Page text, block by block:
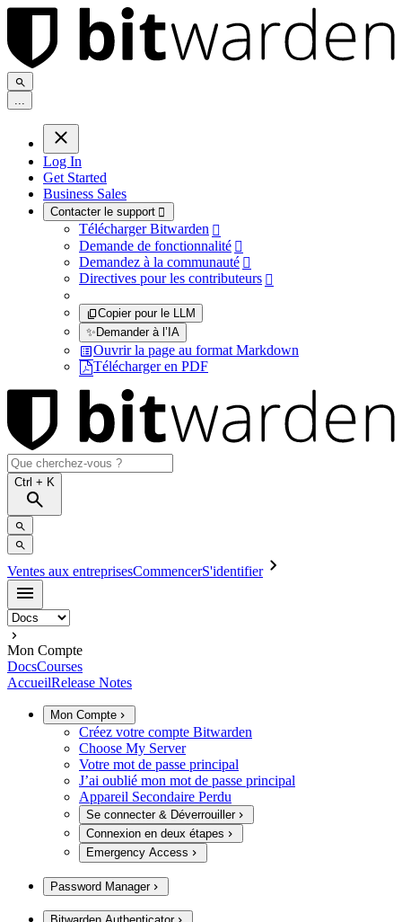
...
Log In
Get Started
Business Sales
Contacter le support 
Télécharger Bitwarden 
Demande de fonctionnalité 
Demandez à la communauté 
Directives pour les contributeurs 
Copier pour le LLM
✨Demander à l’IA
Ouvrir la page au format Markdown
Télécharger en PDF
Ctrl + K
Ventes aux entreprisesCommencerS'identifier
Mon Compte
DocsCourses
AccueilRelease Notes
Mon Compte
Créez votre compte Bitwarden
Choose My Server
Votre mot de passe principal
J’ai oublié mon mot de passe principal
Appareil Secondaire Perdu
Se connecter & Déverrouiller
Connexion en deux étapes
Emergency Access
Password Manager